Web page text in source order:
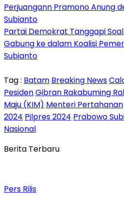
Perjuangann Pramono Anung
Subianto
Partai Demokrat Tanggapi
Gabung ke dalam Koalisi
Subianto
Tag : Batam Breaking News
PesidenGibran Rakabuming
Maju (KIM) Menteri Pertahanan
2024 Pilpres 2024 Prabowo
Nasional
Berita Terbaru
Pers Rilis